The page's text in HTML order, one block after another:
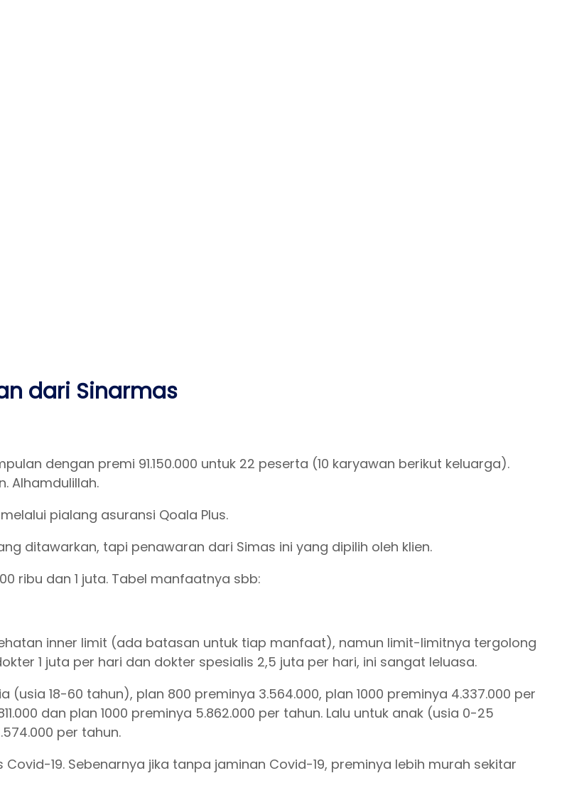
dari Sinarmas
dengan premi 91.150.000 untuk 22 peserta (10 karyawan berikut keluarga).
Alhamdulillah.
pialang asuransi Qoala Plus.
ditawarkan, tapi penawaran dari Simas ini yang dipilih oleh klien.
ribu dan 1 juta. Tabel manfaatnya sbb:
inner limit (ada batasan untuk tiap manfaat), namun limit-limitnya tergolong
1 juta per hari dan dokter spesialis 2,5 juta per hari, ini sangat leluasa.
18-60 tahun), plan 800 preminya 3.564.000, plan 1000 preminya 4.337.000 per
dan plan 1000 preminya 5.862.000 per tahun. Lalu untuk anak (usia 0-25
per tahun.
19. Sebenarnya jika tanpa jaminan Covid-19, preminya lebih murah sekitar